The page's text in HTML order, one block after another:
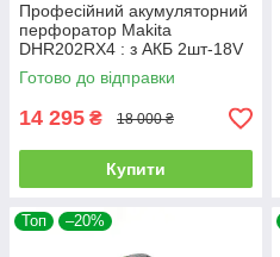
Професійний акумуляторний
перфоратор Makita
DHR202RX4 : з АКБ 2шт-18V
3 Аг + 1,5 Аг, 2 Дж
Готово до відправки
14 295 ₴ 18 000 ₴
Купити
Топ –20%